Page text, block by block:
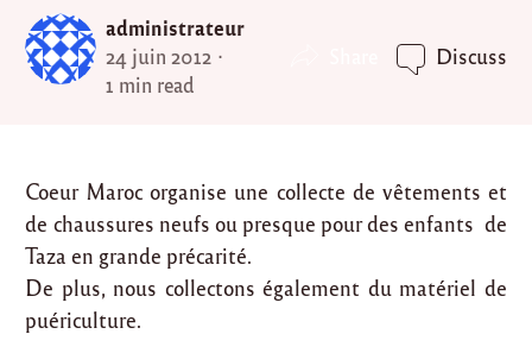
administrateur
24 juin 2012
1 min read
Discuss
Coeur Maroc organise une collecte de vêtements et
de chaussures neufs ou presque pour des enfants de
Taza en grande précarité.
De plus, nous collectons également du matériel de
puériculture.